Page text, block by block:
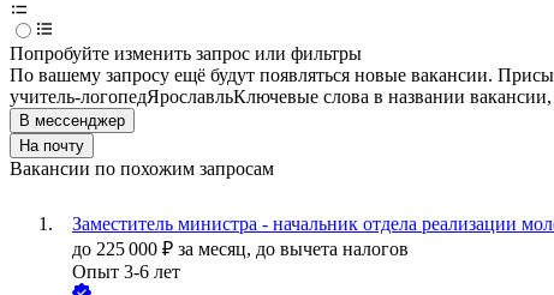
Попробуйте изменить запрос или фильтры
По вашему запросу ещё будут появляться новые вакансии.
учитель-логопедЯрославльКлючевые слова в названии
В мессенджер
На почту
Вакансии по похожим запросам
Заместитель министра - начальник отдела реализации
до 225 000 ₽ за месяц, до вычета налогов
Опыт 3-6 лет